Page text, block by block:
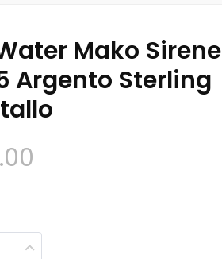
Mako Sirene
Argento Sterling
prezzo: